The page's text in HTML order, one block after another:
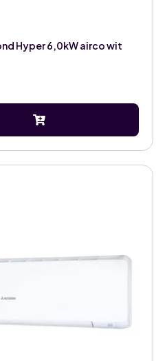
Hyper 6,0kW airco wit